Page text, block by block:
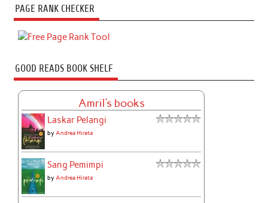
PAGE RANK CHECKER
GOOD READS BOOK SHELF
Amril's books
Laskar Pelangi
byAndrea Hirata
Sang Pemimpi
byAndrea Hirata